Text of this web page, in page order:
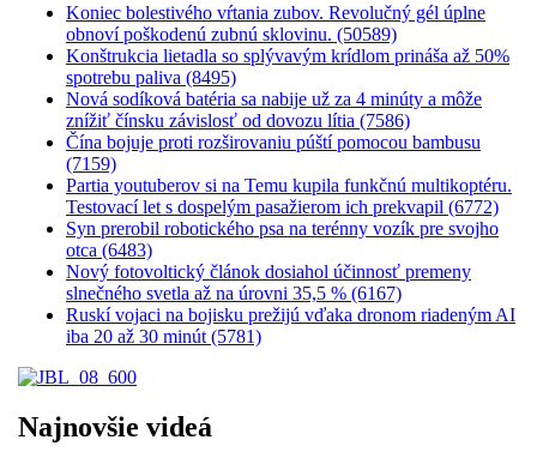
Koniec bolestivého vŕtania zubov. Revolučný gél úplne
obnoví poškodenú zubnú sklovinu. (50589)
Konštrukcia lietadla so splývavým krídlom prináša až 50%
spotrebu paliva (8495)
Nová sodíková batéria sa nabije už za 4 minúty a môže
znížiť čínsku závislosť od dovozu lítia (7586)
Čína bojuje proti rozširovaniu púští pomocou bambusu
(7159)
Partia youtuberov si na Temu kupila funkčnú multikoptéru.
Testovací let s dospelým pasažierom ich prekvapil (6772)
Syn prerobil robotického psa na terénny vozík pre svojho
otca (6483)
Nový fotovoltický článok dosiahol účinnosť premeny
slnečného svetla až na úrovni 35,5 % (6167)
Ruskí vojaci na bojisku prežijú vďaka dronom riadeným AI
iba 20 až 30 minút (5781)
Najnovšie videá